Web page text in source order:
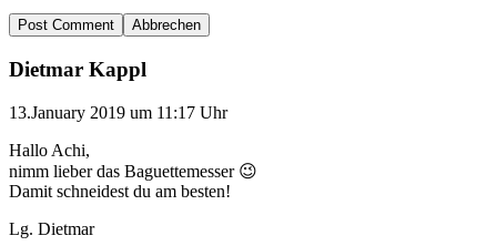
Abbrechen
Dietmar Kappl
13.January 2019 um 11:17 Uhr
Hallo Achi,
nimm lieber das Baguettemesser 😉
Damit schneidest du am besten!
Lg. Dietmar